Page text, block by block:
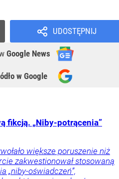
UDOSTĘPNIJ
Google News
w Google
fikcją. „Niby-potrącenia”
większe poruszenie niż
zakwestionował stosowaną
„niby-oświadczeń”,